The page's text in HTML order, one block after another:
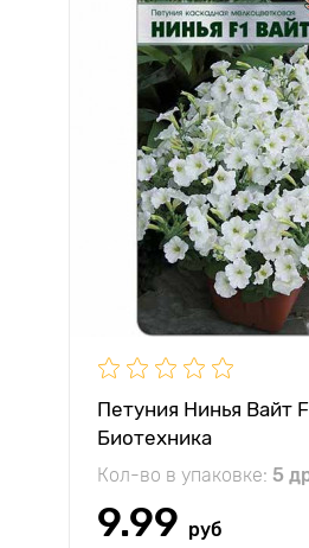
Петуния Нинья Вайт
Биотехника
Кол-во в упаковке: 5
9.99 руб